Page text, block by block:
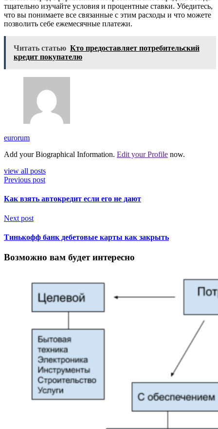
тщательно изучайте условия и процентные ставки. Убедитесь,
что вы понимаете все связанные с этим расходы и что можете
позволить себе ежемесячные платежи.
Читать статью Кто предоставляет потребительский
кредит покупателю
eurorum
Add your Biographical Information. Edit your Profile now.
view all posts
Previous post
Как взять автокредит если его не дают
Next post
Тинькофф банк дебетовые карты как закрыть
Возможно вам будет интересно